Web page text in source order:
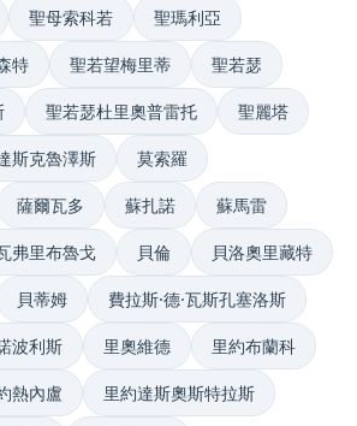
聖母索科若 聖瑪利亞
特 聖若望梅里蒂 聖若瑟
聖若瑟杜里奧普雷托 聖麗塔
斯克魯澤斯 莫索羅
薩爾瓦多 蘇扎諾 蘇馬雷
弗里布魯戈 貝倫 貝洛奧里藏特
貝蒂姆 費拉斯·德·瓦斯孔塞洛斯
波利斯 里奧維德 里約布蘭科
熱內盧 里約達斯奧斯特拉斯